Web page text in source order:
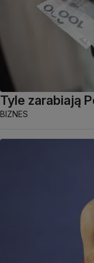
Tyle zarabiają
BIZNES